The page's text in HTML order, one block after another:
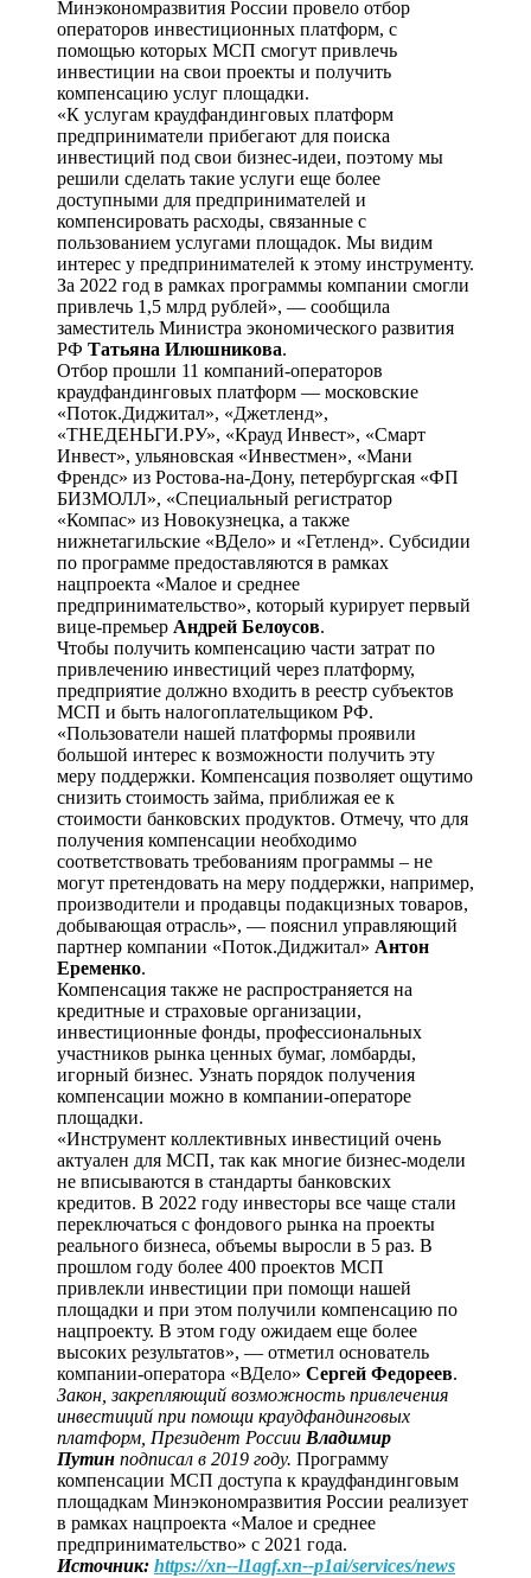
Минэкономразвития России провело отбор
операторов инвестиционных платформ, с
помощью которых МСП смогут привлечь
инвестиции на свои проекты и получить
компенсацию услуг площадки.
«К услугам краудфандинговых платформ
предприниматели прибегают для поиска
инвестиций под свои бизнес-идеи, поэтому мы
решили сделать такие услуги еще более
доступными для предпринимателей и
компенсировать расходы, связанные с
пользованием услугами площадок. Мы видим
интерес у предпринимателей к этому инструменту.
За 2022 год в рамках программы компании смогли
привлечь 1,5 млрд рублей», — сообщила
заместитель Министра экономического развития
РФ Татьяна Илюшникова.
Отбор прошли 11 компаний-операторов
краудфандинговых платформ — московские
«Поток.Диджитал», «Джетленд»,
«ТНЕДЕНЬГИ.РУ», «Крауд Инвест», «Смарт
Инвест», ульяновская «Инвестмен», «Мани
Френдс» из Ростова-на-Дону, петербургская «ФП
БИЗМОЛЛ», «Специальный регистратор
«Компас» из Новокузнецка, а также
нижнетагильские «ВДело» и «Гетленд». Субсидии
по программе предоставляются в рамках
нацпроекта «Малое и среднее
предпринимательство», который курирует первый
вице-премьер Андрей Белоусов.
Чтобы получить компенсацию части затрат по
привлечению инвестиций через платформу,
предприятие должно входить в реестр субъектов
МСП и быть налогоплательщиком РФ.
«Пользователи нашей платформы проявили
большой интерес к возможности получить эту
меру поддержки. Компенсация позволяет ощутимо
снизить стоимость займа, приближая ее к
стоимости банковских продуктов. Отмечу, что для
получения компенсации необходимо
соответствовать требованиям программы – не
могут претендовать на меру поддержки, например,
производители и продавцы подакцизных товаров,
добывающая отрасль», — пояснил управляющий
партнер компании «Поток.Диджитал» Антон
Еременко.
Компенсация также не распространяется на
кредитные и страховые организации,
инвестиционные фонды, профессиональных
участников рынка ценных бумаг, ломбарды,
игорный бизнес. Узнать порядок получения
компенсации можно в компании-операторе
площадки.
«Инструмент коллективных инвестиций очень
актуален для МСП, так как многие бизнес-модели
не вписываются в стандарты банковских
кредитов. В 2022 году инвесторы все чаще стали
переключаться с фондового рынка на проекты
реального бизнеса, объемы выросли в 5 раз. В
прошлом году более 400 проектов МСП
привлекли инвестиции при помощи нашей
площадки и при этом получили компенсацию по
нацпроекту. В этом году ожидаем еще более
высоких результатов», — отметил основатель
компании-оператора «ВДело» Сергей Федореев.
Закон, закрепляющий возможность привлечения
инвестиций при помощи краудфандинговых
платформ, Президент России Владимир
Путин подписал в 2019 году. Программу
компенсации МСП доступа к краудфандинговым
площадкам Минэкономразвития России реализует
в рамках нацпроекта «Малое и среднее
предпринимательство» с 2021 года.
Источник: https://xn--l1agf.xn--p1ai/services/news